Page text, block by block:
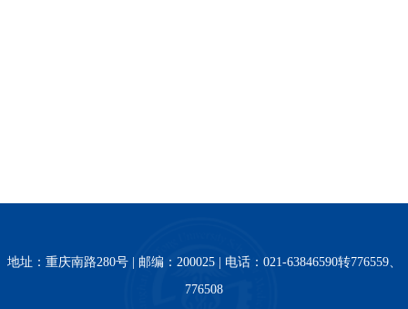
地址：重庆南路280号 | 邮编：200025 | 电话：021-63846590转776559、
776508